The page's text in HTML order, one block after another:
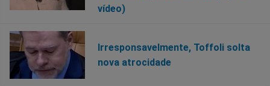
vídeo)
Irresponsavelmente, Toffoli solta
nova atrocidade